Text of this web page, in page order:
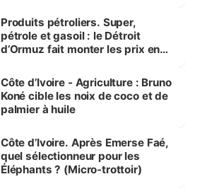
menacées
Produits pétroliers. Super,
pétrole et gasoil : le Détroit
d’Ormuz fait monter les prix en
Côte d’Ivoire - Agriculture : Bruno
Koné cible les noix de coco et de
palmier à huile
Côte d’Ivoire. Après Emerse Faé,
quel sélectionneur pour les
Éléphants ? (Micro-trottoir)